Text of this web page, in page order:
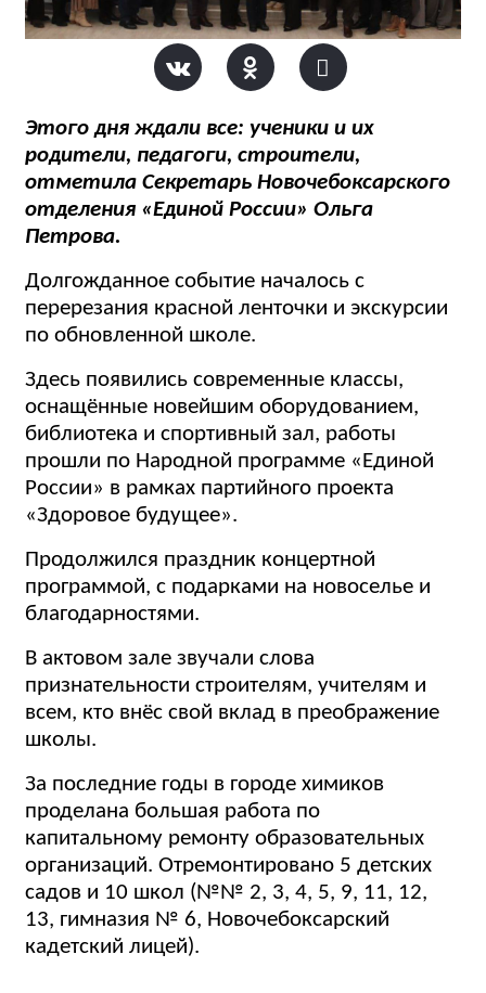
Этого дня ждали все: ученики и их
родители, педагоги, строители,
отметила Секретарь Новочебоксарского
отделения «Единой России» Ольга
Петрова.
Долгожданное событие началось с
перерезания красной ленточки и экскурсии
по обновленной школе.
Здесь появились современные классы,
оснащённые новейшим оборудованием,
библиотека и спортивный зал, работы
прошли по Народной программе «Единой
России» в рамках партийного проекта
«Здоровое будущее».
Продолжился праздник концертной
программой, с подарками на новоселье и
благодарностями.
В актовом зале звучали слова
признательности строителям, учителям и
всем, кто внёс свой вклад в преображение
школы.
За последние годы в городе химиков
проделана большая работа по
капитальному ремонту образовательных
организаций. Отремонтировано 5 детских
садов и 10 школ (№№ 2, 3, 4, 5, 9, 11, 12,
13, гимназия № 6, Новочебоксарский
кадетский лицей).